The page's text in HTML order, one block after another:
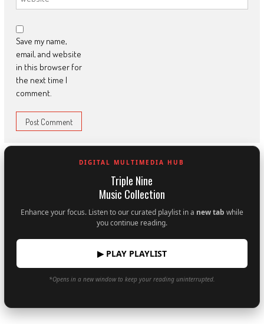
Save my name,
email, and website
in this browser for
the next time I
comment.
DIGITAL MULTIMEDIA HUB
Triple Nine
Music Collection
Enhance your focus. Listen to our curated playlist in a new tab while
you continue reading.
▶ PLAY PLAYLIST
*Opens in a new window to keep your reading uninterrupted.